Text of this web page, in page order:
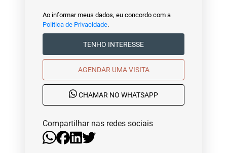
Ao informar meus dados, eu concordo com a
Política de Privacidade.
TENHO INTERESSE
AGENDAR UMA VISITA
CHAMAR NO WHATSAPP
Compartilhar nas redes sociais